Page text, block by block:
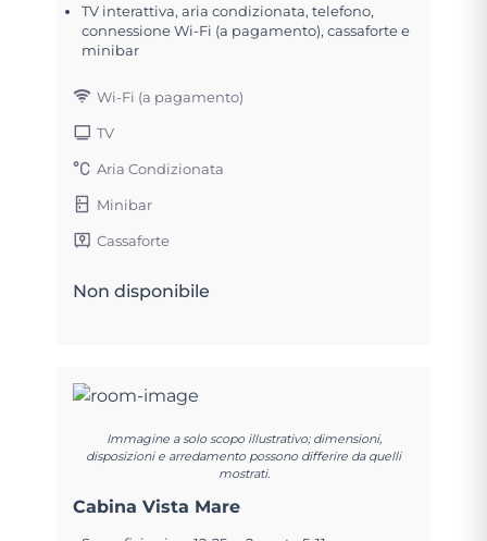
TV interattiva, aria condizionata, telefono,
connessione Wi-Fi (a pagamento), cassaforte e
minibar
Wi-Fi (a pagamento)
TV
Aria Condizionata
Minibar
Cassaforte
Non disponibile
Immagine a solo scopo illustrativo; dimensioni,
disposizioni e arredamento possono differire da quelli
mostrati.
Cabina Vista Mare